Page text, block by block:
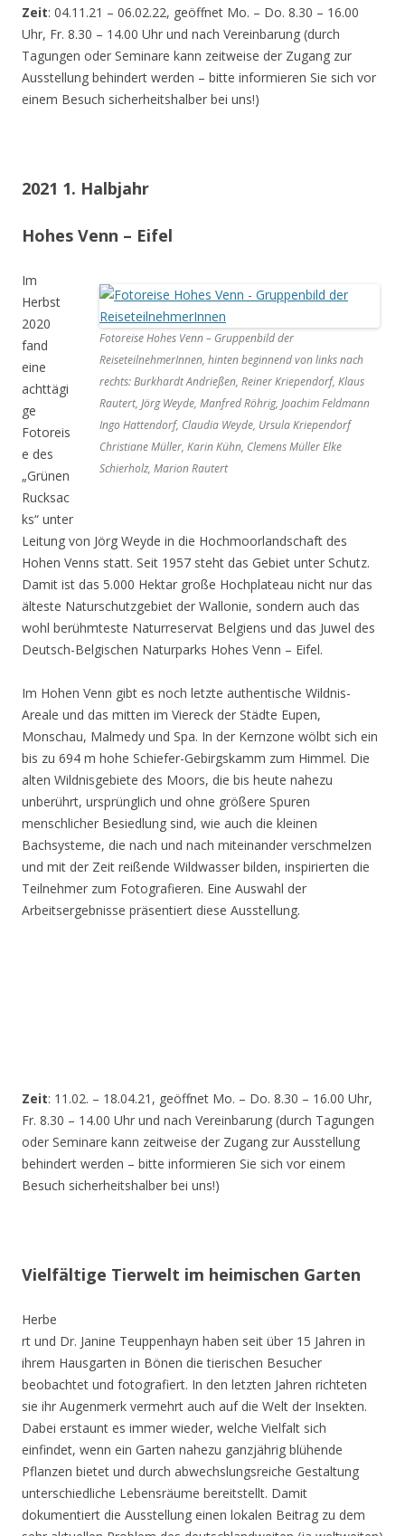
Zeit: 04.11.21 – 06.02.22, geöffnet Mo. – Do. 8.30 – 16.00
Uhr, Fr. 8.30 – 14.00 Uhr und nach Vereinbarung (durch
Tagungen oder Seminare kann zeitweise der Zugang zur
Ausstellung behindert werden – bitte informieren Sie sich vor
einem Besuch sicherheitshalber bei uns!)
2021 1. Halbjahr
Hohes Venn – Eifel
Fotoreise Hohes Venn – Gruppenbild der
ReiseteilnehmerInnen, hinten beginnend von links nach
rechts: Burkhardt Andrießen, Reiner Kriependorf, Klaus
Rautert, Jörg Weyde, Manfred Röhrig, Joachim Feldmann
Ingo Hattendorf, Claudia Weyde, Ursula Kriependorf
Christiane Müller, Karin Kühn, Clemens Müller Elke
Schierholz, Marion Rautert
Im
Herbst
2020
fand
eine
achttägi
ge
Fotoreis
e des
„Grünen
Rucksac
ks“ unter
Leitung von Jörg Weyde in die Hochmoorlandschaft des
Hohen Venns statt. Seit 1957 steht das Gebiet unter Schutz.
Damit ist das 5.000 Hektar große Hochplateau nicht nur das
älteste Naturschutzgebiet der Wallonie, sondern auch das
wohl berühmteste Naturreservat Belgiens und das Juwel des
Deutsch-Belgischen Naturparks Hohes Venn – Eifel.
Im Hohen Venn gibt es noch letzte authentische Wildnis-
Areale und das mitten im Viereck der Städte Eupen,
Monschau, Malmedy und Spa. In der Kernzone wölbt sich ein
bis zu 694 m hohe Schiefer-Gebirgskamm zum Himmel. Die
alten Wildnisgebiete des Moors, die bis heute nahezu
unberührt, ursprünglich und ohne größere Spuren
menschlicher Besiedlung sind, wie auch die kleinen
Bachsysteme, die nach und nach miteinander verschmelzen
und mit der Zeit reißende Wildwasser bilden, inspirierten die
Teilnehmer zum Fotografieren. Eine Auswahl der
Arbeitsergebnisse präsentiert diese Ausstellung.
Zeit: 11.02. – 18.04.21, geöffnet Mo. – Do. 8.30 – 16.00 Uhr,
Fr. 8.30 – 14.00 Uhr und nach Vereinbarung (durch Tagungen
oder Seminare kann zeitweise der Zugang zur Ausstellung
behindert werden – bitte informieren Sie sich vor einem
Besuch sicherheitshalber bei uns!)
Vielfältige Tierwelt im heimischen Garten
Herbe
rt und Dr. Janine Teuppenhayn haben seit über 15 Jahren in
ihrem Hausgarten in Bönen die tierischen Besucher
beobachtet und fotografiert. In den letzten Jahren richteten
sie ihr Augenmerk vermehrt auch auf die Welt der Insekten.
Dabei erstaunt es immer wieder, welche Vielfalt sich
einfindet, wenn ein Garten nahezu ganzjährig blühende
Pflanzen bietet und durch abwechslungsreiche Gestaltung
unterschiedliche Lebensräume bereitstellt. Damit
dokumentiert die Ausstellung einen lokalen Beitrag zu dem